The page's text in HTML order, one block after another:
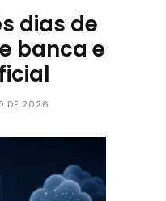
dias de
banca e
DE 2026